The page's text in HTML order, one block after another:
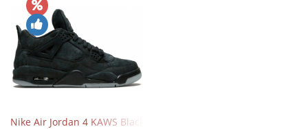
Nike Air Jordan 4 KAWS Black